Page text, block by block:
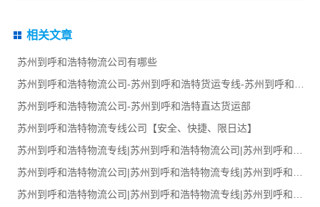
相关文章
苏州到呼和浩特物流公司有哪些
苏州到呼和浩特物流公司-苏州到呼和浩特直达货运部
苏州到呼和浩特物流专线公司【安全、快捷、限日达】